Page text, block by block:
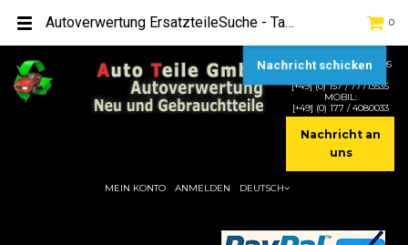
TEL:[+49] (0) 2232-5205
[+49] (0) 157 / 77713535
MOBIL:
[+49] (0) 177 / 4080033
Nachricht an
uns
0
MEIN KONTO ANMELDEN DEUTSCH
Autoverwertung ErsatzteileSuche - Tag - 09127108Hier gibt es viele Autoersatzteile, günstigen Preise, gute Qualität
Nachricht schicken